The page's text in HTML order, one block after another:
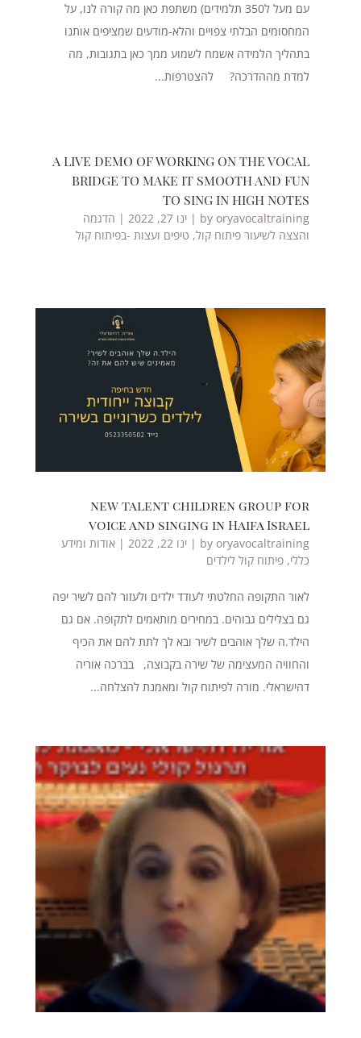
עם מעל ל350 תלמידים) משתפת כאן מה קורה לנו, על
המחסומים הבלתי צפויים והלא-מודעים שמציפים אותנו
בתהליך הלמידה אשמח לשמוע ממך כאן בתגובות, מה
למדת מההדרכה? להצטרפות...
A LIVE DEMO OF WORKING ON THE VOCAL
BRIDGE TO MAKE IT SMOOTH AND FUN
TO SING IN HIGH NOTES
by oryavocaltraining
| ינו 27, 2022 | הדגמה
והצצה לשיעור פיתוח קול, טיפים ועצות -בפיתוח קול
new talent children group for
voice and singing in Haifa Israel
by oryavocaltraining
| ינו 22, 2022 | אודות ומידע
כללי, פיתוח קול לילדים
לאור התקופה החלטתי לעודד ילדים ולעזור להם לשיר יפה
גם בצלילים גבוהים. במחירים מותאמים לתקופה. אם גם
הילד.ה שלך אוהבים לשיר ובא לך לתת להם את הכיף
והחוויה המעצימה של שירה בקבוצה, בברכה אוריה
דהישראלי. מורה לפיתוח קול ומאמנת להצלחה...